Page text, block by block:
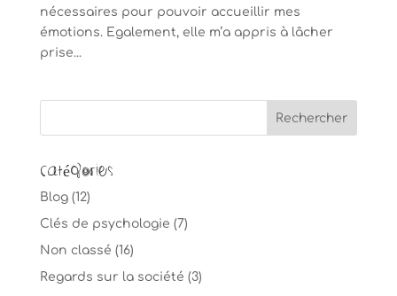
nécessaires pour pouvoir accueillir mes
émotions. Egalement, elle m’a appris à lâcher
prise...
Catégories
Blog(12)
Clés de psychologie (7)
Non classé (16)
Regards sur la société (3)